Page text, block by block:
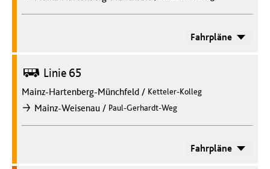
Fahrpläne
Bus Linie 65
Mainz-Hartenberg-Münchfeld / Ketteler-Kolleg
nachMainz-Weisenau / Paul-Gerhardt-Weg
Fahrpläne